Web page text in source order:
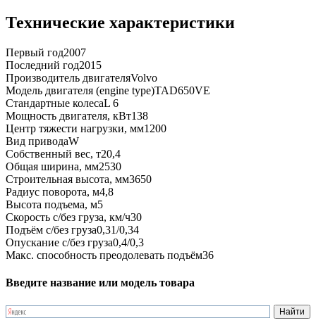
Технические характеристики
Первый год2007
Последний год2015
Производитель двигателяVolvo
Модель двигателя (engine type)TAD650VE
Стандартные колесаL 6
Мощность двигателя, кВт138
Центр тяжести нагрузки, мм1200
Вид приводаW
Собственный вес, т20,4
Общая ширина, мм2530
Строительная высота, мм3650
Радиус поворота, м4,8
Высота подъема, м5
Скорость с/без груза, км/ч30
Подъём с/без груза0,31/0,34
Опускание с/без груза0,4/0,3
Макс. способность преодолевать подъём36
Введите название или модель товара